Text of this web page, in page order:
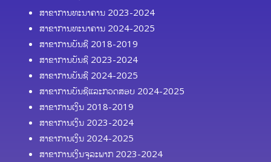
ສາຂາການທະນາຄານ 2023-2024
ສາຂາການທະນາຄານ 2024-2025
ສາຂາການບັນຊີ 2018-2019
ສາຂາການບັນຊີ 2023-2024
ສາຂາການບັນຊີ 2024-2025
ສາຂາການບັນຊີແລະກວດສອບ 2024-2025
ສາຂາການເງິນ 2018-2019
ສາຂາການເງິນ 2023-2024
ສາຂາການເງິນ 2024-2025
ສາຂາການເງິນຈຸລະພາກ 2023-2024